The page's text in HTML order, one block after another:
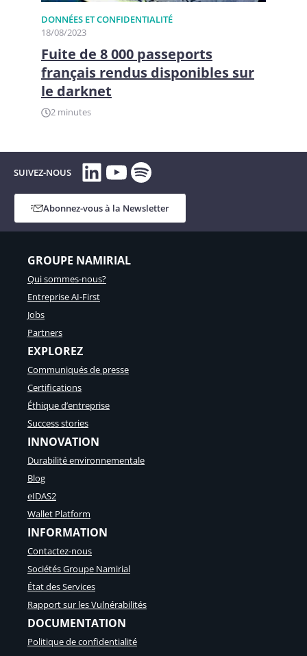
DONNÉES ET CONFIDENTIALITÉ
18/08/2023
Fuite de 8 000 passeports
français rendus disponibles sur
le darknet
2 minutes
SUIVEZ-NOUS LinkedIn
YouTube
Spotify
Abonnez-vous à la Newsletter
GROUPE NAMIRIAL
Qui sommes-nous?
Entreprise AI-First
Jobs
Partners
EXPLOREZ
Communiqués de presse
Certifications
Éthique d’entreprise
Success stories
INNOVATION
Durabilité environnementale
Blog
eIDAS2
Wallet Platform
INFORMATION
Contactez-nous
Sociétés Groupe Namirial
État des Services
Rapport sur les Vulnérabilités
DOCUMENTATION
Politique de confidentialité